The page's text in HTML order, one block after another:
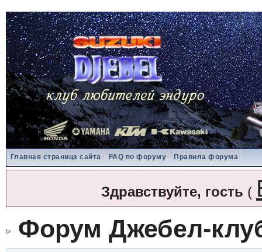
Главная страница сайта FAQ по форуму Правила форума
Здравствуйте, гость (
Форум Джебел-